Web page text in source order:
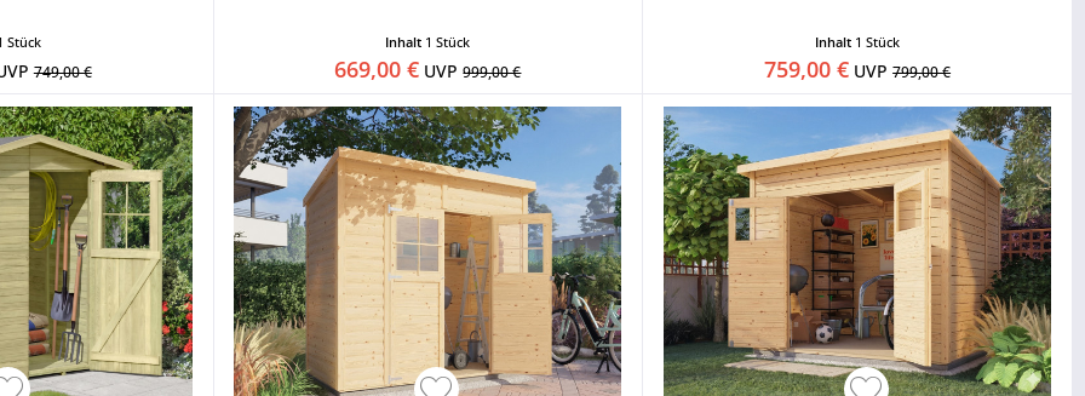
Stück
749,00 €
Inhalt 1 Stück
669,00 € UVP999,00 €
Inhalt 1 Stück
759,00 € UVP799,00 €